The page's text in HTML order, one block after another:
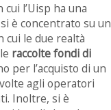
cui l’Uisp ha una
è concentrato su un
cui le due realtà
raccolte fondi di
per l’acquisto di un
agli operatori
Inoltre, si è